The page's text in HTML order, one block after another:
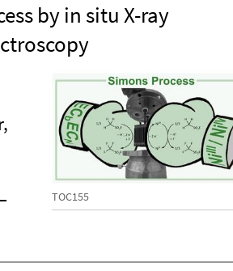
by in situ X-ray
TOC155
–